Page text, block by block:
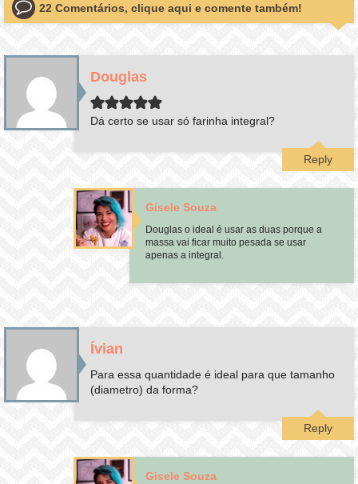
22 Comentários, clique aqui e comente também!
Douglas
Dá certo se usar só farinha integral?
Reply
Gisele Souza
Douglas o ideal é usar as duas porque a
massa vai ficar muito pesada se usar
apenas a integral.
Ívian
Para essa quantidade é ideal para que tamanho
(diametro) da forma?
Reply
Gisele Souza